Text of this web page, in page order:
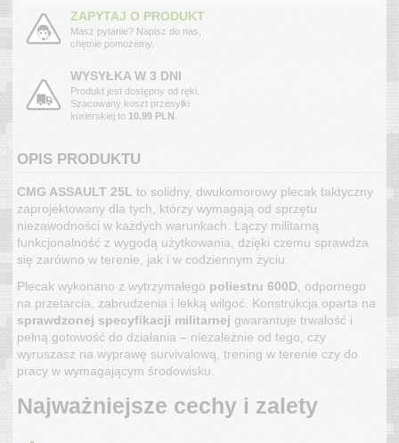
ZAPYTAJ O PRODUKT
Masz pytanie? Napisz do nas,
chętnie pomożemy.
WYSYŁKA W 3 DNI
Produkt jest dostępny od ręki.
Szacowany koszt przesyłki
kurierskiej to 10.99 PLN
OPIS PRODUKTU
CMG ASSAULT 25L to solidny, dwukomorowy plecak taktyczny
zaprojektowany dla tych, którzy wymagają od sprzętu
niezawodności w każdych warunkach. Łączy militarną
funkcjonalność z wygodą użytkowania, dzięki czemu sprawdza
się zarówno w terenie, jak i w codziennym życiu.
Plecak wykonano z wytrzymałego poliestru 600D , odpornego
na przetarcia, zabrudzenia i lekką wilgoć. Konstrukcja oparta na
sprawdzonej specyfikacji militarnej gwarantuje trwałość i
pełną gotowość do działania – niezależnie od tego, czy
wyruszasz na wyprawę survivalową, trening w terenie czy do
pracy w wymagającym środowisku.
Najważniejsze cechy i zalety